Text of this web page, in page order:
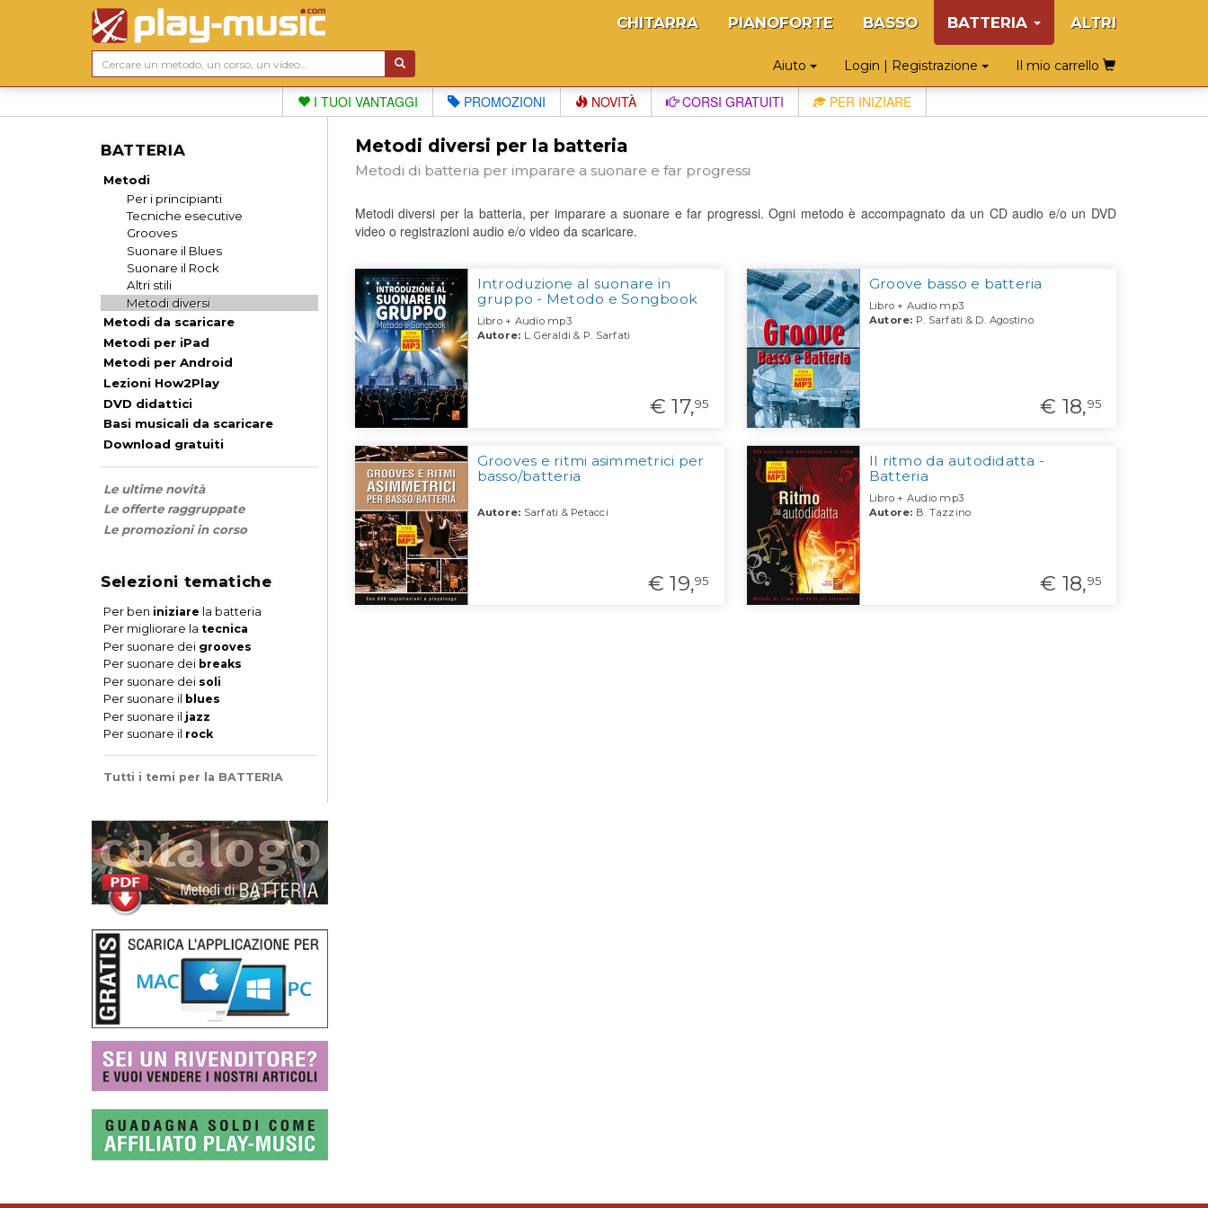
CHITARRA PIANOFORTE BASSO BATTERIA ALTRI
Aiuto Login | Registrazione Il mio carrello
I TUOI VANTAGGI PROMOZIONI NOVITÀ CORSI GRATUITI PER INIZIARE
BATTERIA
Metodi
Per i principianti
Tecniche esecutive
Grooves
Suonare il Blues
Suonare il Rock
Altri stili
Metodi diversi
Metodi da scaricare
Metodi per iPad
Metodi per Android
Lezioni How2Play
DVD didattici
Basi musicali da scaricare
Download gratuiti
Le ultime novità
Le offerte raggruppate
Le promozioni in corso
Selezioni tematiche
Per ben iniziare la batteria
Per migliorare la tecnica
Per suonare dei grooves
Per suonare dei breaks
Per suonare dei soli
Per suonare il blues
Per suonare il jazz
Per suonare il rock
Tutti i temi per la BATTERIA
Metodi diversi per la batteria
Metodi di batteria per imparare a suonare e far progressi
Metodi diversi per la batteria, per imparare a suonare e far progressi. Ogni metodo è accompagnato da un CD audio e/o un DVD
video o registrazioni audio e/o video da scaricare.
Introduzione al suonare in
gruppo - Metodo e Songbook
Libro + Audio mp3
Autore: L. Geraldi & P. Sarfati
€ 17,95
Groove basso e batteria
Libro + Audio mp3
Autore: P. Sarfati & D. Agostino
€ 18,95
Grooves e ritmi asimmetrici per
basso/batteria
Autore: Sarfati & Petacci
€ 19,95
Il ritmo da autodidatta -
Batteria
Libro + Audio mp3
Autore: B. Tazzino
€ 18,95